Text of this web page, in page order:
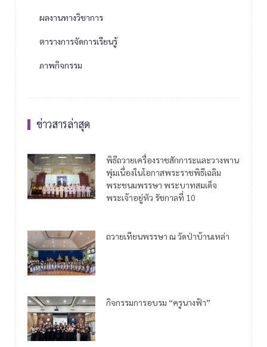
ผลงานทางวิชาการ
ตารางการจัดการเรียนรู้
ภาพกิจกรรม
ข่าวสารล่าสุด
พิธีถวายเครื่องราชสักการะและวางพาน
พุ่มเนื่องในโอกาสพระราชพิธีเฉลิม
พระชนมพรรษา พระบาทสมเด็จ
พระเจ้าอยู่หัว รัชกาลที่ 10
ถวายเทียนพรรษา ณ วัดป่าบ้านเหล่า
กิจกรรมการอบรม “ครูนางฟ้า”